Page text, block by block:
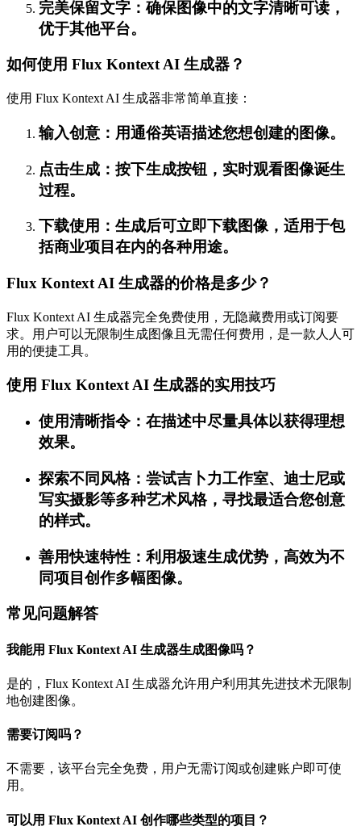
完美保留文字：确保图像中的文字清晰可读，
优于其他平台。
如何使用 Flux Kontext AI 生成器？
使用 Flux Kontext AI 生成器非常简单直接：
输入创意：用通俗英语描述您想创建的图像。
点击生成：按下生成按钮，实时观看图像诞生
过程。
下载使用：生成后可立即下载图像，适用于包
括商业项目在内的各种用途。
Flux Kontext AI 生成器的价格是多少？
Flux Kontext AI 生成器完全免费使用，无隐藏费用或订阅要
求。用户可以无限制生成图像且无需任何费用，是一款人人可
用的便捷工具。
使用 Flux Kontext AI 生成器的实用技巧
使用清晰指令：在描述中尽量具体以获得理想
效果。
探索不同风格：尝试吉卜力工作室、迪士尼或
写实摄影等多种艺术风格，寻找最适合您创意
的样式。
善用快速特性：利用极速生成优势，高效为不
同项目创作多幅图像。
常见问题解答
我能用 Flux Kontext AI 生成器生成图像吗？
是的，Flux Kontext AI 生成器允许用户利用其先进技术无限制
地创建图像。
需要订阅吗？
不需要，该平台完全免费，用户无需订阅或创建账户即可使
用。
可以用 Flux Kontext AI 创作哪些类型的项目？